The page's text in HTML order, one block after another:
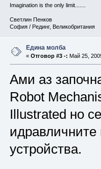
Imagination is the only limit.......
Светлин Пенков
София / Рединг, Великобритания
Едина молба
« Отговор #3 -: Май 25,
Ами аз
Robot
Illustrated но
устройства.